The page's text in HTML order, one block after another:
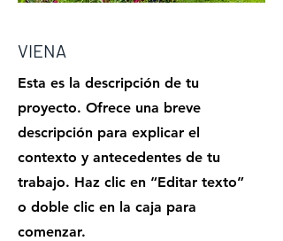
VIENA
Esta es la descripción de tu
proyecto. Ofrece una breve
descripción para explicar el
contexto y antecedentes de tu
trabajo. Haz clic en “Editar texto”
o doble clic en la caja para
comenzar.